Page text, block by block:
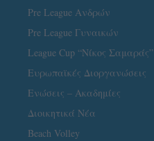
Pre League Ανδρών
Pre League Γυναικών
League Cup “Νίκος Σαμαράς”
Ευρωπαϊκές Διοργανώσεις
Ενώσεις – Ακαδημίες
Διοικητικά Νέα
Beach Volley